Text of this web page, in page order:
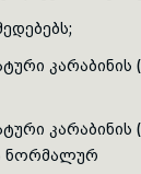
ნორმალურ